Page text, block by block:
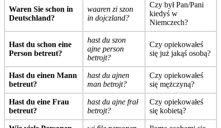
Waren Sie schon in
Deutschland?
waaren zi szon
in dojczland?
Czy był Pan/Pani
kiedyś w
Niemczech?
Hast du schon eine
Person betreut?
hast du szon
ajne person
betrojt?
Czy opiekowałeś
się już jakąś osobą?
Hast du einen Mann
betreut?
hast du ajnen
man betrojt?
Czy opiekowałeś
się mężczyną?
Hast du eine Frau
betreut?
hast du ajne frał
betrojt?
Czy opiekowałeś
się kobietą?